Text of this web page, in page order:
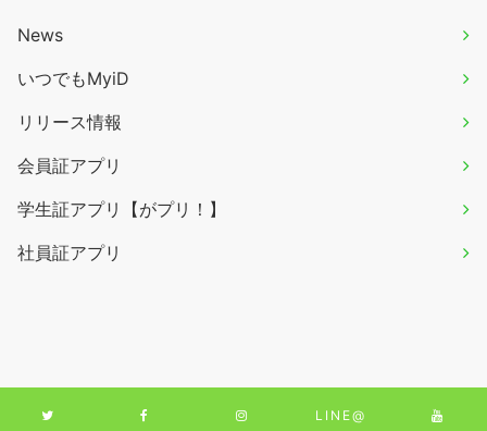
News
いつでもMyiD
リリース情報
会員証アプリ
学生証アプリ【がプリ！】
社員証アプリ
LINE@